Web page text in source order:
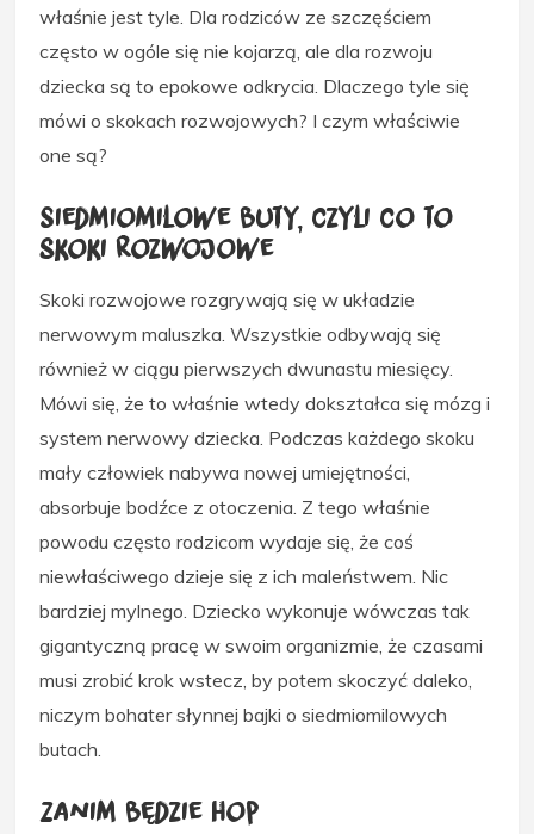
właśnie jest tyle. Dla rodziców ze szczęściem
często w ogóle się nie kojarzą, ale dla rozwoju
dziecka są to epokowe odkrycia. Dlaczego tyle się
mówi o skokach rozwojowych? I czym właściwie
one są?
Siedmiomilowe buty, czyli co to
skoki rozwojowe
Skoki rozwojowe rozgrywają się w układzie
nerwowym maluszka. Wszystkie odbywają się
również w ciągu pierwszych dwunastu miesięcy.
Mówi się, że to właśnie wtedy dokształca się mózg i
system nerwowy dziecka. Podczas każdego skoku
mały człowiek nabywa nowej umiejętności,
absorbuje bodźce z otoczenia. Z tego właśnie
powodu często rodzicom wydaje się, że coś
niewłaściwego dzieje się z ich maleństwem. Nic
bardziej mylnego. Dziecko wykonuje wówczas tak
gigantyczną pracę w swoim organizmie, że czasami
musi zrobić krok wstecz, by potem skoczyć daleko,
niczym bohater słynnej bajki o siedmiomilowych
butach.
Zanim będzie hop